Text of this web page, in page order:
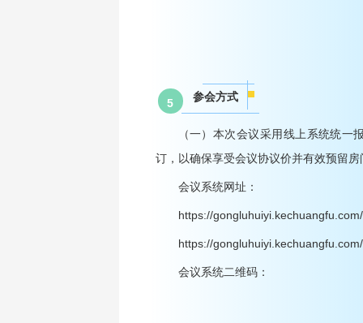
5 参会方式
（一）本次会议采用线上系统统
订，以确保享受会议协议价并有效预留房
会议系统网址：
https://
https://
会议系统二维码：